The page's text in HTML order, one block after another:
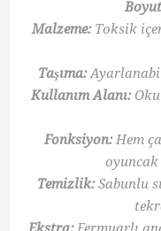
Malzeme:Toksik
Taşıma:
Kullanım Alanı:
Fonksiyon:Hem
Temizlik:Sabunlu